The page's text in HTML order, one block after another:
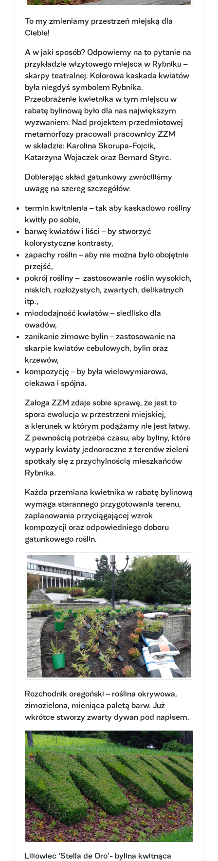
To my zmieniamy przestrzeń miejską dla
Ciebie!
A w jaki sposób? Odpowiemy na to pytanie na
przykładzie wizytowego miejsca w Rybniku –
skarpy teatralnej. Kolorowa kaskada kwiatów
była niegdyś symbolem Rybnika.
Przeobrażenie kwietnika w tym miejscu w
rabatę bylinową było dla nas największym
wyzwaniem. Nad projektem przedmiotowej
metamorfozy pracowali pracownicy ZZM
w składzie: Karolina Skorupa-Fojcik,
Katarzyna Wojaczek oraz Bernard Styrc.
Dobierając skład gatunkowy zwróciliśmy
uwagę na szereg szczegółów:
termin kwitnienia – tak aby kaskadowo rośliny
kwitły po sobie,
barwę kwiatów i liści – by stworzyć
kolorystyczne kontrasty,
zapachy roślin – aby nie można było obojętnie
przejść,
pokrój rośliny – zastosowanie roślin wysokich,
niskich, rozłożystych, zwartych, delikatnych
itp.,
miododajność kwiatów – siedlisko dla
owadów,
zanikanie zimowe bylin – zastosowanie na
skarpie kwiatów cebulowych, bylin oraz
krzewów,
kompozycję – by była wielowymiarowa,
ciekawa i spójna.
Załoga ZZM zdaje sobie sprawę, że jest to
spora ewolucja w przestrzeni miejskiej,
a kierunek w którym podążamy nie jest łatwy.
Z pewnością potrzeba czasu, aby byliny, które
wyparły kwiaty jednoroczne z terenów zieleni
spotkały się z przychylnością mieszkańców
Rybnika.
Każda przemiana kwietnika w rabatę bylinową
wymaga starannego przygotowania terenu,
zaplanowania przyciągającej wzrok
kompozycji oraz odpowiedniego doboru
gatunkowego roślin.
Rozchodnik oregoński – roślina okrywowa,
zimozielona, mieniąca paletą barw. Już
wkrótce stworzy zwarty dywan pod napisem.
Liliowiec ‘Stella de Oro’- bylina kwitnąca